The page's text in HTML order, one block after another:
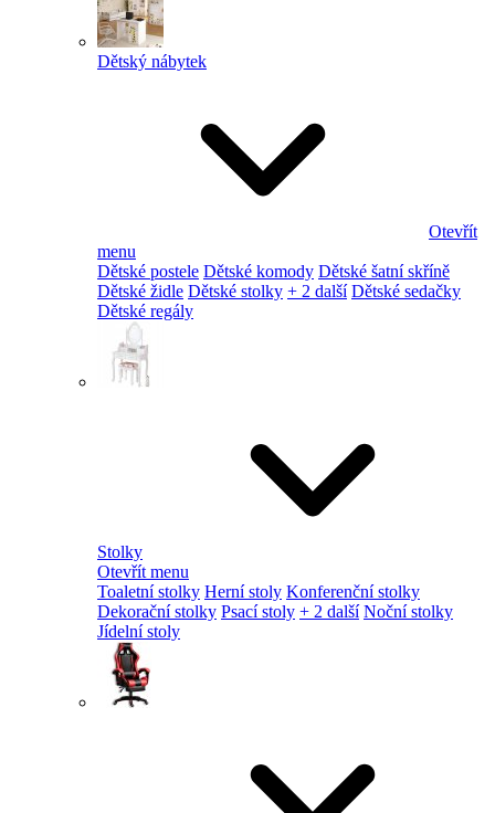
Dětský nábytek
Otevřít
menu
Dětské postele Dětské komody Dětské šatní skříně
Dětské židle Dětské stolky + 2 další Dětské sedačky
Dětské regály
Stolky
Otevřít menu
Toaletní stolky Herní stoly Konferenční stolky
Dekorační stolky Psací stoly + 2 další Noční stolky
Jídelní stoly